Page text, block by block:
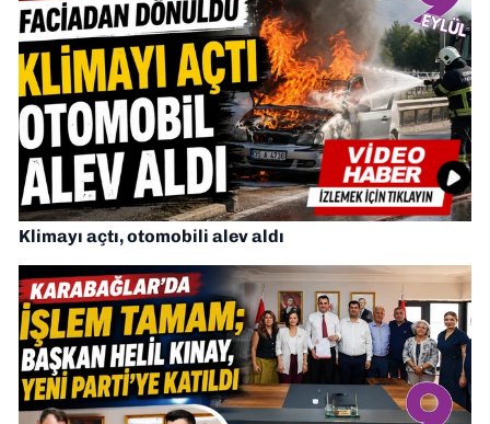
Klimayı açtı, otomobili alev aldı